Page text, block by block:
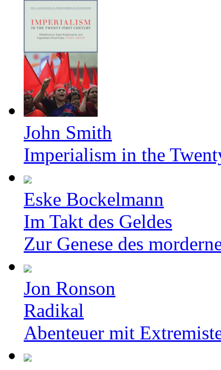
John Smith
Imperialism in the
Eske Bockelmann
Im Takt des Geldes
Zur Genese des
Jon Ronson
Radikal
Abenteuer mit